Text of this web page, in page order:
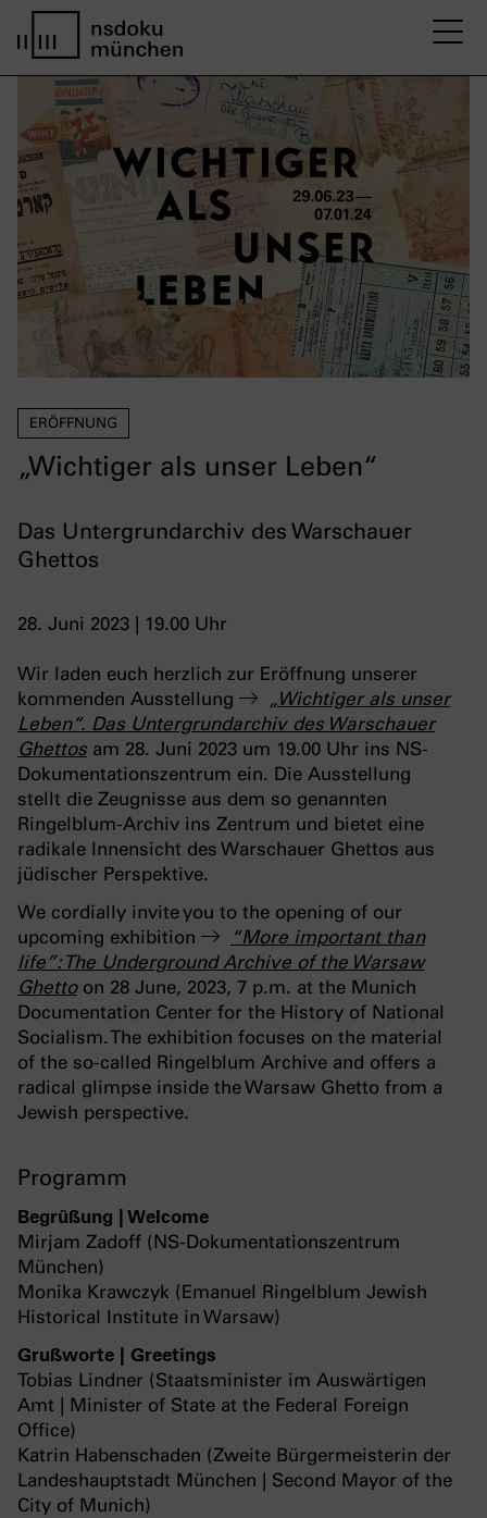
ERÖFFNUNG
„Wichtiger als unser Leben“
Das Untergrundarchiv des Warschauer
Ghettos
28. Juni 2023 | 19.00 Uhr
Wir laden euch herzlich zur Eröffnung unserer
kommenden Ausstellung
„Wichtiger als unser
Leben“. Das Untergrundarchiv des Warschauer
Ghettos am 28. Juni 2023 um 19.00 Uhr ins NS-
Dokumentationszentrum ein. Die Ausstellung
stellt die Zeugnisse aus dem so genannten
Ringelblum-Archiv ins Zentrum und bietet eine
radikale Innensicht des Warschauer Ghettos aus
jüdischer Perspektive.
We cordially invite you to the opening of our
upcoming exhibition
“More important than
life”: The Underground Archive of the Warsaw
Ghetto on 28 June, 2023, 7 p.m. at the Munich
Documentation Center for the History of National
Socialism. The exhibition focuses on the material
of the so-called Ringelblum Archive and offers a
radical glimpse inside the Warsaw Ghetto from a
Jewish perspective.
Programm
Begrüßung | Welcome
Mirjam Zadoff (NS-Dokumentationszentrum
München)
Monika Krawczyk (Emanuel Ringelblum Jewish
Historical Institute in Warsaw)
Grußworte | Greetings
Tobias Lindner (Staatsminister im Auswärtigen
Amt | Minister of State at the Federal Foreign
Office)
Katrin Habenschaden (Zweite Bürgermeisterin der
Landeshauptstadt München | Second Mayor of the
City of Munich)